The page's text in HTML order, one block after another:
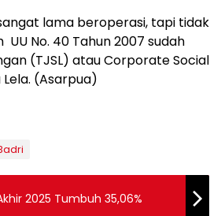
lama beroperasi, tapi tidak
No. 40 Tahun 2007 sudah
(TJSL) atau Corporate Social
(Asarpua)
2025 Tumbuh 35,06%